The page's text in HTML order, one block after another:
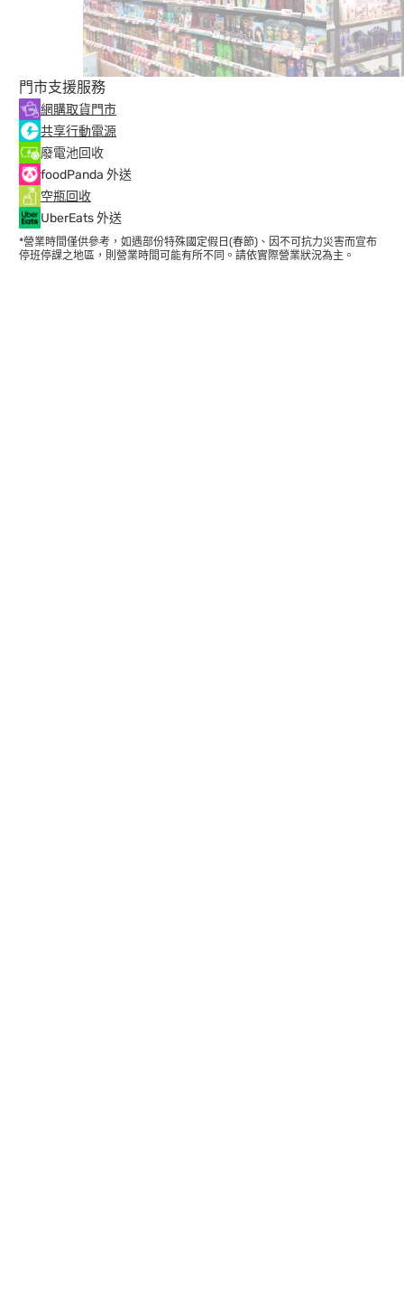
門市支援服務
網購取貨門市
共享行動電源
廢電池回收
foodPanda 外送
空瓶回收
UberEats 外送
*營業時間僅供參考，如遇部份特殊國定假日(春節)、因不可抗力災害而宣布
停班停課之地區，則營業時間可能有所不同。請依實際營業狀況為主。